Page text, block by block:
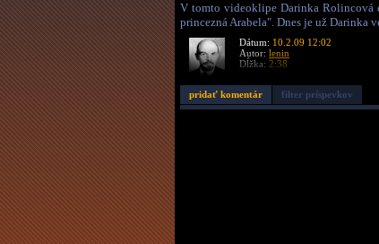
V tomto videoklipe Darinka Rolincová
princezná Arabela". Dnes je už Darinka
Dátum: 10.2.09 12:02
Autor: lenin
Dĺžka: 2:38
pridať komentár filter príspevkov